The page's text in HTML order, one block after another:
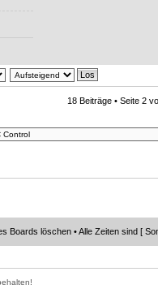
18 Beiträge • Seite 2
Boards löschen • Alle Zeiten sind [